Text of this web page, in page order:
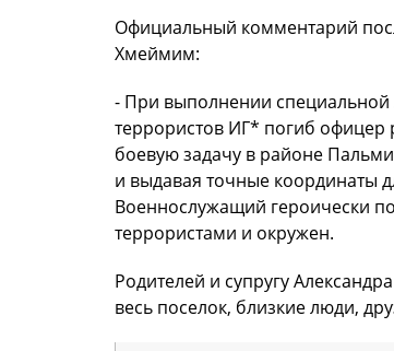
Официальный комментарий
Хмеймим:
- При выполнении специальной
террористов ИГ* погиб
боевую задачу в районе
и выдавая точные координаты
Военнослужащий героически
террористами и окружен.
Родителей и супругу
весь поселок, близкие люди,